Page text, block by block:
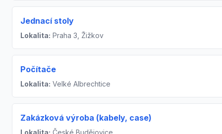
Jednací stoly
Lokalita: Praha 3, Žižkov
Počítače
Lokalita: Velké Albrechtice
Zakázková výroba (kabely, case)